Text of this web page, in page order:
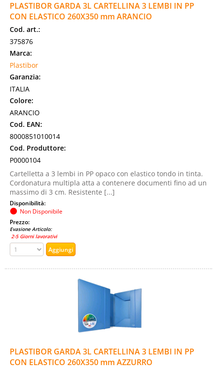
PLASTIBOR GARDA 3L CARTELLINA 3 LEMBI IN PP
CON ELASTICO 260X350 mm ARANCIO
Cod. art.:
375876
Marca:
Plastibor
Garanzia:
ITALIA
Colore:
ARANCIO
Cod. EAN:
8000851010014
Cod. Produttore:
P0000104
Cartelletta a 3 lembi in PP opaco con elastico tondo in tinta.
Cordonatura multipla atta a contenere documenti fino ad un
massimo di 3 cm. Resistente [...]
Disponibilità:
Non Disponibile
Prezzo:
Evasione Articolo:
2-5 Giorni lavorativi
PLASTIBOR GARDA 3L CARTELLINA 3 LEMBI IN PP
CON ELASTICO 260X350 mm AZZURRO